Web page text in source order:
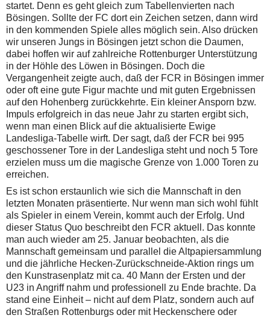
startet. Denn es geht gleich zum Tabellenvierten nach
Bösingen. Sollte der FC dort ein Zeichen setzen, dann wird
in den kommenden Spiele alles möglich sein. Also drücken
wir unseren Jungs in Bösingen jetzt schon die Daumen,
dabei hoffen wir auf zahlreiche Rottenburger Unterstützung
in der Höhle des Löwen in Bösingen. Doch die
Vergangenheit zeigte auch, daß der FCR in Bösingen immer
oder oft eine gute Figur machte und mit guten Ergebnissen
auf den Hohenberg zurückkehrte. Ein kleiner Ansporn bzw.
Impuls erfolgreich in das neue Jahr zu starten ergibt sich,
wenn man einen Blick auf die aktualisierte Ewige
Landesliga-Tabelle wirft. Der sagt, daß der FCR bei 995
geschossener Tore in der Landesliga steht und noch 5 Tore
erzielen muss um die magische Grenze von 1.000 Toren zu
erreichen.
Es ist schon erstaunlich wie sich die Mannschaft in den
letzten Monaten präsentierte. Nur wenn man sich wohl fühlt
als Spieler in einem Verein, kommt auch der Erfolg. Und
dieser Status Quo beschreibt den FCR aktuell. Das konnte
man auch wieder am 25. Januar beobachten, als die
Mannschaft gemeinsam und parallel die Altpapiersammlung
und die jährliche Hecken-Zurückschneide-Aktion rings um
den Kunstrasenplatz mit ca. 40 Mann der Ersten und der
U23 in Angriff nahm und professionell zu Ende brachte. Da
stand eine Einheit – nicht auf dem Platz, sondern auch auf
den Straßen Rottenburgs oder mit Heckenschere oder